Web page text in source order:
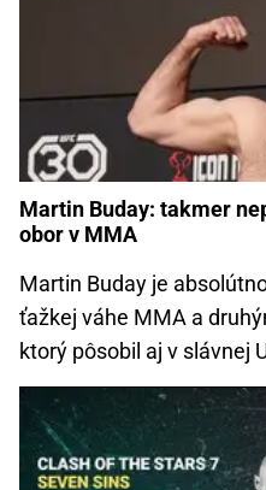
Martin Buday: takmer
obor v MMA
Martin Buday je
ťažkej váhe MMA a
ktorý pôsobil aj v slávnej